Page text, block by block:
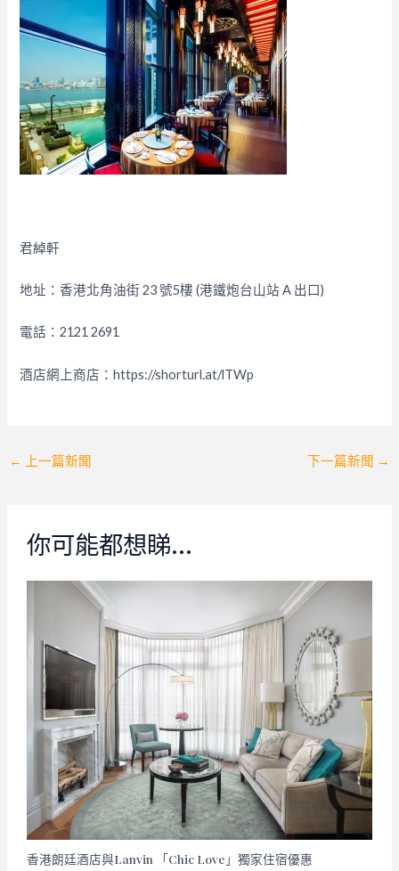
君綽軒
地址：香港北角油街 23 號5樓 (港鐵炮台山站 A 出口)
電話：2121 2691
酒店網上商店：https://shorturl.at/lTWp
Post
← 上一篇新聞 下一篇新聞 →
你可能都想睇…
香港朗廷酒店與Lanvin 「Chic Love」獨家住宿優惠